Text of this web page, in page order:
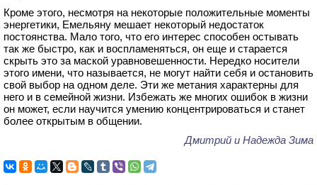
Кроме этого, несмотря на некоторые положительные моменты
энергетики, Емельяну мешает некоторый недостаток
постоянства. Мало того, что его интерес способен остывать
так же быстро, как и воспламеняться, он еще и старается
скрыть это за маской уравновешенности. Нередко носители
этого имени, что называется, не могут найти себя и остановить
свой выбор на одном деле. Эти же метания характерны для
него и в семейной жизни. Избежать же многих ошибок в жизни
он может, если научится умению концентрироваться и станет
более открытым в общении.
Дмитрий и Надежда Зима